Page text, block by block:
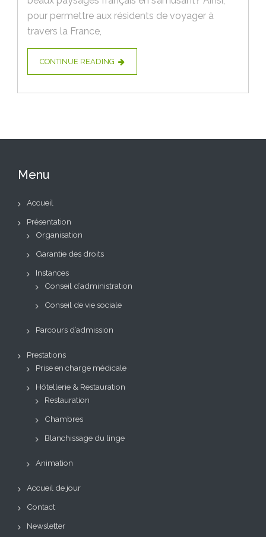
pour permettre aux résidents de voyager à
travers la France,
CONTINUE READING
Menu
Accueil
Présentation
Organisation
Garantie des droits
Instances
Conseil d’administration
Conseil de vie sociale
Parcours d’admission
Prestations
Prise en charge médicale
Hôtellerie & Restauration
Restauration
Chambres
Blanchissage du linge
Animation
Accueil de jour
Contact
Newsletter